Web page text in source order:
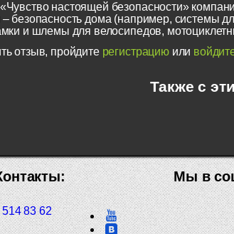
настоящей безопасности»
– безопасность дома (например, системы
и шлемы для велосипедов,
отзыв, пройдите регистрациюили
Также с
Мы в
83 62